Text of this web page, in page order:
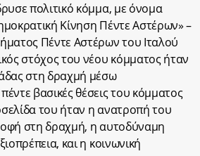
πολιτικό κόμμα, με όνομα
Κίνηση Πέντε Αστέρων» –
Πέντε Αστέρων του Ιταλού
στόχος του νέου κόμματος ήταν
στη δραχμή μέσω
βασικές θέσεις του κόμματος
του ήταν η ανατροπή του
στη δραχμή, η αυτοδύναμη
και η κοινωνική